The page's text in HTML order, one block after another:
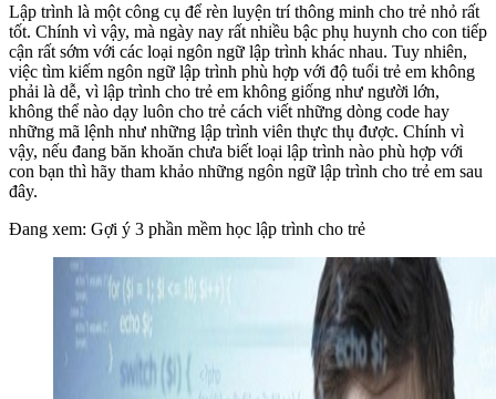
Lập trình là một công cụ để rèn luyện trí thông minh cho trẻ nhỏ rất
tốt. Chính vì vậy, mà ngày nay rất nhiều bậc phụ huynh cho con tiếp
cận rất sớm với các loại ngôn ngữ lập trình khác nhau. Tuy nhiên,
việc tìm kiếm ngôn ngữ lập trình phù hợp với độ tuổi trẻ em không
phải là dễ, vì lập trình cho trẻ em không giống như người lớn,
không thể nào dạy luôn cho trẻ cách viết những dòng code hay
những mã lệnh như những lập trình viên thực thụ được. Chính vì
vậy, nếu đang băn khoăn chưa biết loại lập trình nào phù hợp với
con bạn thì hãy tham khảo những ngôn ngữ lập trình cho trẻ em sau
đây.
Đang xem: Gợi ý 3 phần mềm học lập trình cho trẻ